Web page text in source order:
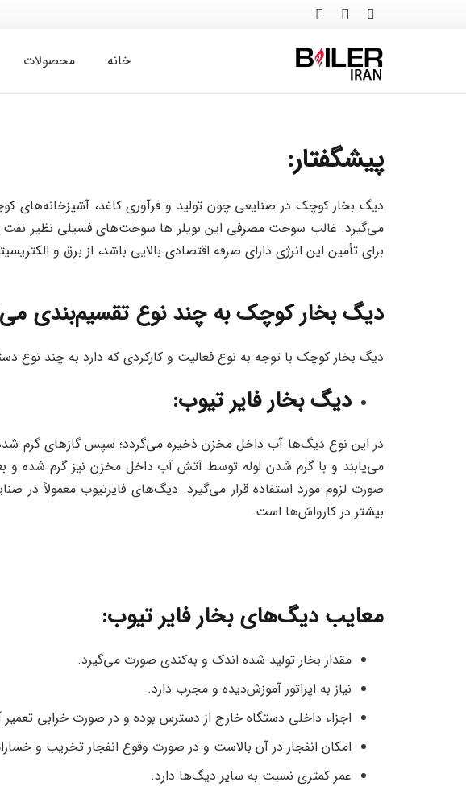
خانه محصولات
پیشگفتار:
دیگ بخار کوچک در صنایعی چون تولید و فرآوری کاغذ، آشپزخانه‌های
می‌گیرد. غالب سوخت مصرفی این بویلر ها سوخت‌های فسیلی نظیر نفت و
برای تأمین این انرژی دارای صرفه اقتصادی بالایی باشد، از برق و
دیگ بخار کوچک به چند نوع تقسیم‌بندی
دیگ بخار کوچک با توجه به نوع فعالیت و کارکردی که دارد به چند نوع
دیگ بخارفایر تیوب:
در این نوع دیگ‌ها آب داخل مخزن ذخیره می‌گردد؛ سپس گازهای گرم
می‌یابند و با گرم شدن لوله توسط آتش آب داخل مخزن نیز گرم شده و
صورت لزوم مورد استفاده قرار می‌گیرد. دیگ‌های فایرتیوب معمولاً در
بیشتر در کارواش‌ها است.
معایب دیگ‌های بخارفایر تیوب:
مقدار بخار تولید شده اندک و به‌کندی صورت می‌گیرد.
نیاز به اپراتور آموزش‌دیده و مجرب دارد.
اجزاء داخلی دستگاه خارج از دسترس بوده و در صورت خرابی
امکان انفجار در آن بالاست و در صورت وقوع انفجار تخریب و
عمر کمتری نسبت به سایر دیگ‌ها دارد.